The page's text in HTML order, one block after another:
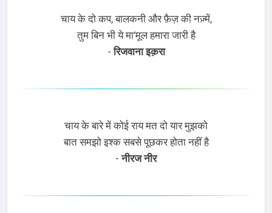
चाय के दो कप, बालकनी और फ़ैज़ की नज़्में,
तुम बिन भी ये मा’मूल हमारा जारी है
-रिजवाना इक़रा
चाय के बारे में कोई राय मत दो यार मुझको
बात समझो इश्क सबसे पूछकर होता नहीं है
-नीरज नीर